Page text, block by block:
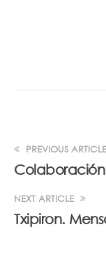
PREVIOUS ARTICLE
NEXT ARTICLE
Txipiron.